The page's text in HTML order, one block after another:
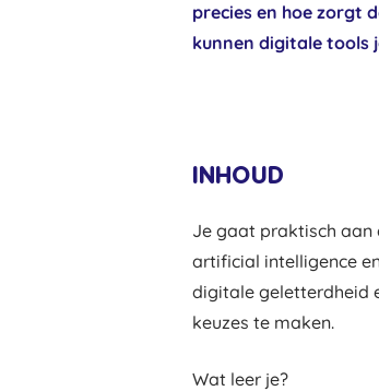
precies en hoe zorgt
kunnen digitale tools
INHOUD
Je gaat praktisch
artificial intelligence
digitale geletterdheid
keuzes te maken.
Wat leer je?